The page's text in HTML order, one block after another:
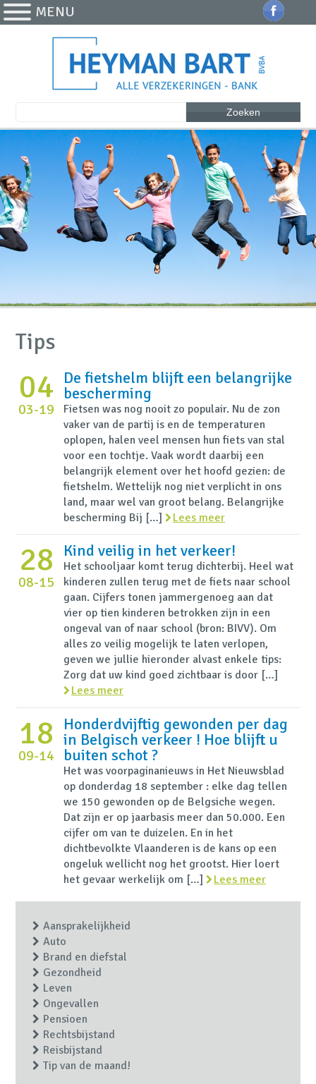
MENU
Zoeken
Tips
04
03-19
De fietshelm blijft een belangrijke
bescherming
Fietsen was nog nooit zo populair. Nu de zon
vaker van de partij is en de temperaturen
oplopen, halen veel mensen hun fiets van stal
voor een tochtje. Vaak wordt daarbij een
belangrijk element over het hoofd gezien: de
fietshelm. Wettelijk nog niet verplicht in ons
land, maar wel van groot belang. Belangrijke
bescherming Bij […]
Lees meer
28
08-15
Kind veilig in het verkeer!
Het schooljaar komt terug dichterbij. Heel wat
kinderen zullen terug met de fiets naar school
gaan. Cijfers tonen jammergenoeg aan dat
vier op tien kinderen betrokken zijn in een
ongeval van of naar school (bron: BIVV). Om
alles zo veilig mogelijk te laten verlopen,
geven we jullie hieronder alvast enkele tips:
Zorg dat uw kind goed zichtbaar is door […]
Lees meer
18
09-14
Honderdvijftig gewonden per dag
in Belgisch verkeer ! Hoe blijft u
buiten schot ?
Het was voorpaginanieuws in Het Nieuwsblad
op donderdag 18 september : elke dag tellen
we 150 gewonden op de Belgsiche wegen.
Dat zijn er op jaarbasis meer dan 50.000. Een
cijfer om van te duizelen. En in het
dichtbevolkte Vlaanderen is de kans op een
ongeluk wellicht nog het grootst. Hier loert
het gevaar werkelijk om […]
Lees meer
Aansprakelijkheid
Auto
Brand en diefstal
Gezondheid
Leven
Ongevallen
Pensioen
Rechtsbijstand
Reisbijstand
Tip van de maand!